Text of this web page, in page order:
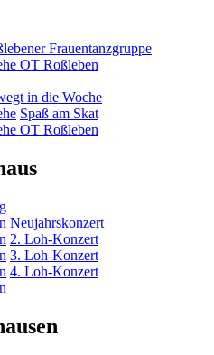
Frauentanzgruppe
OT Roßleben
in die Woche
Spaß am Skat
OT Roßleben
Neujahrskonzert
2. Loh-Konzert
3. Loh-Konzert
4. Loh-Konzert